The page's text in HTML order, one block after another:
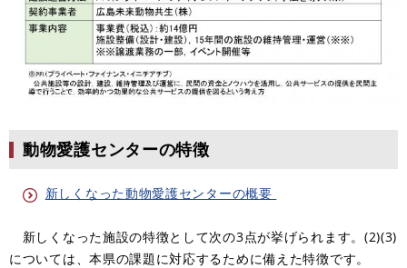
動物愛護センターの特徴
新しくなった動物愛護センターの概要
新しくなった施設の特徴として次の3点が挙げられます。(2)(3)
については、本県の課題に対応するために備えた特徴です。